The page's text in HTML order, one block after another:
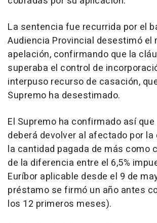
La sentencia fue recurrida por el
Audiencia Provincial desestimó el
apelación, confirmando que la
superaba el control de
interpuso recurso de casación,
Supremo ha desestimado.
El Supremo ha confirmado así
deberá devolver al afectado por
la cantidad pagada de más como
de la diferencia entre el 6,5%
Euríbor aplicable desde el 9 de
préstamo se firmó un año antes
los 12 primeros meses).